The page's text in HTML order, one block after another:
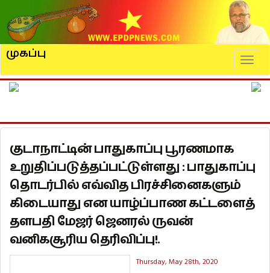
முகப்பு
குடாநாட்டின் பாதுகாப்பு பூரணமாக
உறுதிப்படுத்தப்பட்டுள்ளது : பாதுகாப்பு
தொடர்பில் எவ்வித பிரச்சினைகளும்
கிடையாது என யாழ்ப்பாண கட்டளைத்
தளபதி மேஜர் ஜெனரல் ருவன்
வனிகசூரிய தெரிவிப்பு!.
Thursday, May 28th, 2020